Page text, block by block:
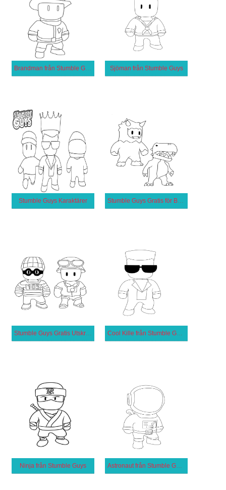
Brandman från Stumble Guys Sjöman från Stumble Guys
Stumble Guys Karaktärer Stumble Guys Gratis för Barn
Stumble Guys Gratis Utskrivbar Cool Kille från Stumble Guys
Ninja från Stumble Guys Astronaut från Stumble Guys